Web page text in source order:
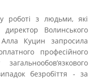
роботі з людьми, які
директор Волинського
Алла Куцин запросила
професійного
безробіття - за